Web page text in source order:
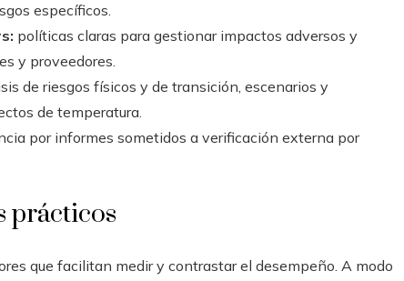
específicos.
políticas claras para gestionar impactos adversos y
y proveedores.
de riesgos físicos y de transición, escenarios y
de temperatura.
por informes sometidos a verificación externa por
prácticos
que facilitan medir y contrastar el desempeño. A modo